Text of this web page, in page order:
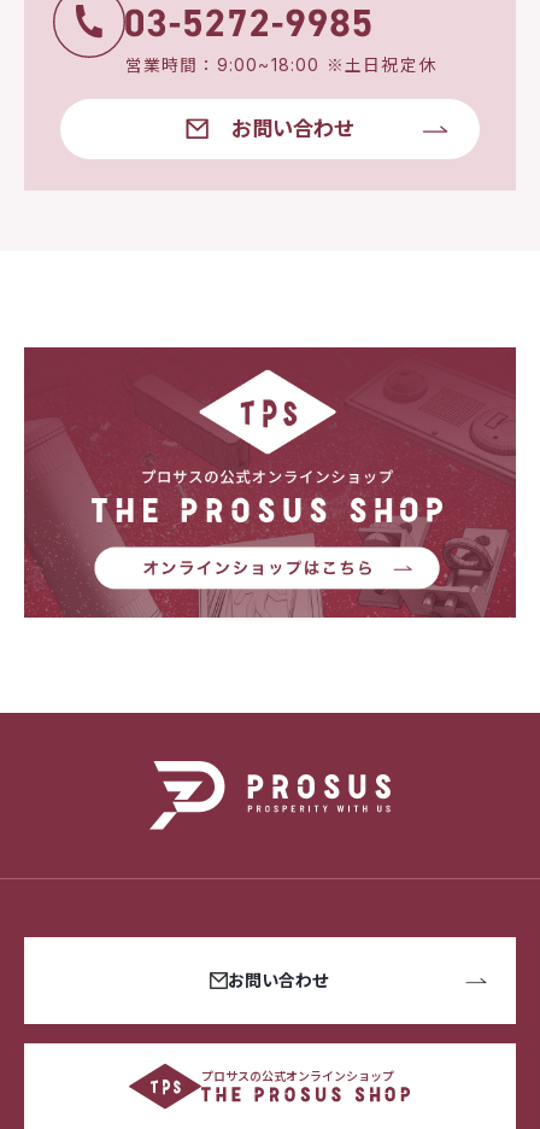
営業時間：9:00~18:00 ※土日祝定休
お問い合わせ
お問い合わせ
プロサスの公式オンラインショップ